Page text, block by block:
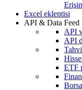
Excel eklentisi
API & Data Feed
API
API
ETF